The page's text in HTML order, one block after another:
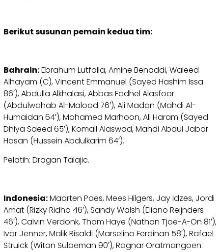
Berikut susunan pemain kedua tim:
Bahrain:Ebrahum Lutfalla, Amine Benaddi, Waleed
Alhayam (C), Vincent Emmanuel (Sayed Hashim Issa
86′), Abdulla Alkhalasi, Abbas Fadhel Alasfoor
(Abdulwahab Al-Malood 76′), Ali Madan (Mahdi Al-
Humaidan 64′), Mohamed Marhoon, Ali Haram (Sayed
Dhiya Saeed 65′), Komail Alaswad, Mahdi Abdul Jabar
Hasan (Hussein Abdulkarim 64′).
Pelatih: Dragan Talajic.
Indonesia:Maarten Paes, Mees Hilgers, Jay Idzes, Jordi
Amat (Rizky Ridho 46′), Sandy Walsh (Eliano Reijnders
46′), Calvin Verdonk, Thom Haye (Nathan Tjoe-A-On 81′),
Ivar Jenner, Malik Risaldi (Marselino Ferdinan 58′), Rafael
Struick (Witan Sulaeman 90′), Ragnar Oratmangoen.